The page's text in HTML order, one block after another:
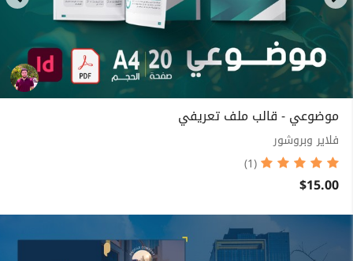
موضوعي - قالب ملف تعريفي
فلاير وبروشور
(1)
$15.00